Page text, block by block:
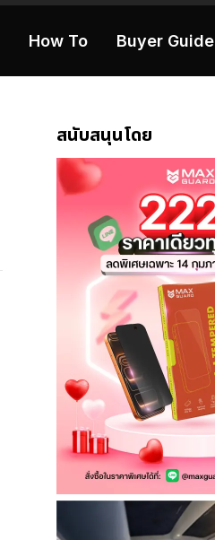
How To Buyer Guide
สนับสนุนโดย